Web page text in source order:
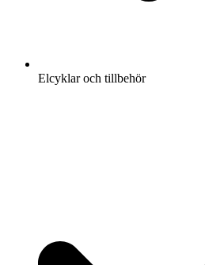
Elcyklar och tillbehör